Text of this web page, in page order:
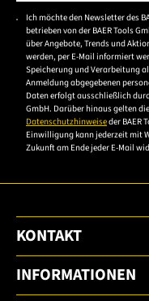
Bitte geben Sie eine
Ich möchte den Newsletter des
betrieben von der BAER Tools
über Angebote, Trends und
werden, per E-Mail informiert
Speicherung und Verarbeitung
Anmeldung abgegebenen
Daten erfolgt ausschließlich
GmbH. Darüber hinaus gelten die
Datenschutzhinweiseder BAER
Einwilligung kann jederzeit mit
Zukunft am Ende jeder E-Mail
KONTAKT
INFORMATIONEN